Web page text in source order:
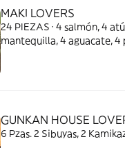
MAKI LOVERS
24 PIEZAS · 4 salmón, 4
mantequilla, 4 aguacate, 4
GUNKAN HOUSE
6 Pzas. 2 Sibuyas, 2